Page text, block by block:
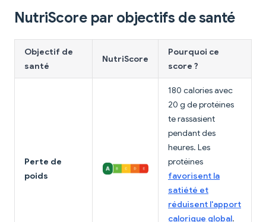
NutriScore par objectifs de santé
Objectif de
santé
NutriScore
Pourquoi ce
score ?
Perte de
poids
180 calories avec
20 g de protéines
te rassasient
pendant des
heures. Les
protéines
favorisent la
satiété et
réduisent l'apport
calorique global.